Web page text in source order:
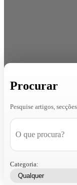
Procurar
Pesquise artigos,
Categoria: